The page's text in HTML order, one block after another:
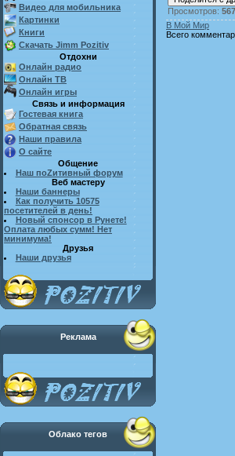
Видео для мобильника
Картинки
Книги
Скачать Jimm Pozitiv
Отдохни
Онлайн радио
Онлайн ТВ
Онлайн игры
Связь и информация
Гостевая книга
Обратная связь
Наши правила
О сайте
Общение
Наш поZитивный форум
Веб мастеру
Наши баннеры
Как получить 10575
посетителей в день!
Новый спонсор в Рунете!
Оплата любых сумм! Нет
минимума!
Друзья
Наши друзья
Реклама
Облако тегов
Просмотров: 567
В Мой Мир
Всего